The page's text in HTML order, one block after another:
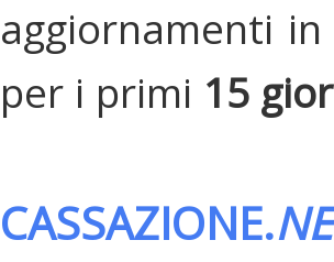
aggiornamenti
per i primi 15
CASSAZIONE.